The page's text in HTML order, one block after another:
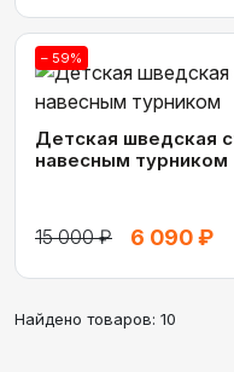
– 59%
Детская шведская
навесным турником
15 000 ₽ 6 090 ₽
Найдено товаров: 10